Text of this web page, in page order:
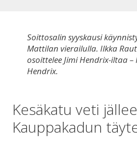
Soittosalin syyskausi
Mattilan vierailulla. Ilkka
osoittelee Jimi Hendrix-iltaa –
Hendrix.
Kesäkatu veti
Kauppakadun